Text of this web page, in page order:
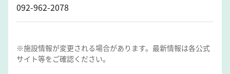
092-962-2078
※施設情報が変更される場合があります。最新情報は各公式
サイト等をご確認ください。